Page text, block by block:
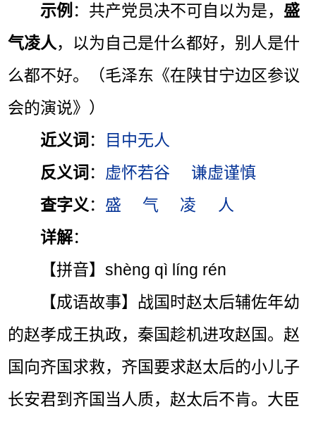
示例 ：共产党员决不可自以为是， 盛
气凌人，以为自己是什么都好，别人是什
么都不好。（毛泽东《在陕甘宁边区参议
会的演说》）
近义词 ：
目中无人
反义词 ： 虚怀若谷
谦虚谨慎
查字义 ： 盛 气 凌
人
详解：
【拼音】shèng qì líng rén
【成语故事】战国时赵太后辅佐年幼
的赵孝成王执政，秦国趁机进攻赵国。赵
国向齐国求救，齐国要求赵太后的小儿子
长安君到齐国当人质，赵太后不肯。大臣